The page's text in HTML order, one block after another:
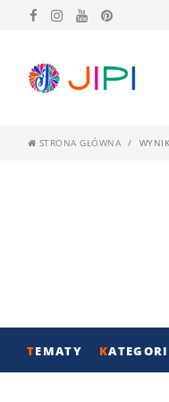
STRONA GŁÓWNA
TEMATY K